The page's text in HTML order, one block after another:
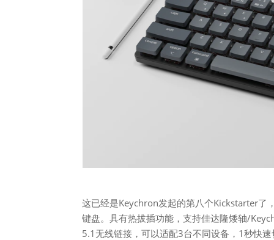
这已经是Keychron发起的第八个Kickstarter了
键盘。具有热拔插功能，支持佳达隆矮轴/
5.1无线链接，可以适配3台不同设备，1秒快